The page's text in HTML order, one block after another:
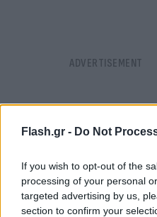
Flash.gr - Do Not
If you wish to opt-out of the
processing of your personal
targeted advertising by us,
section to confirm your